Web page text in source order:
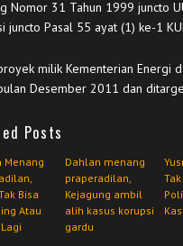
Nomor 31 Tahun 1999 juncto
juncto Pasal 55 ayat (1) ke-1
milik Kementerian Energi
Desember 2011 dan
Posts
Menang
Bisa
Atau
Dahlan menang
praperadilan,
Kejagung ambil
alih kasus korupsi
gardu